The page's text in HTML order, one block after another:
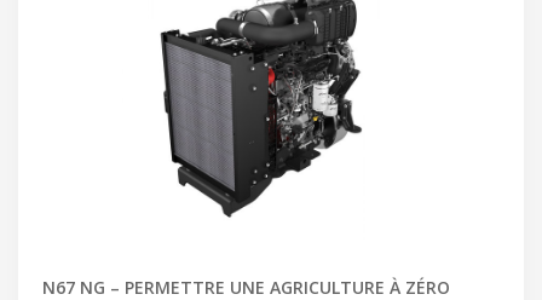
N67 NG – PERMETTRE UNE AGRICULTURE À ZÉRO